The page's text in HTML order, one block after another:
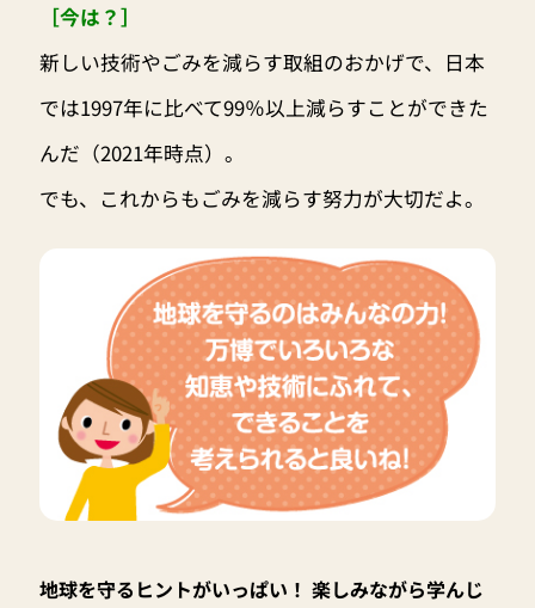
［今は？］
新しい技術やごみを減らす取組のおかげで、日本
では1997年に比べて99％以上減らすことができた
んだ（2021年時点）。
でも、これからもごみを減らす努力が大切だよ。
地球を守るヒントがいっぱい！ 楽しみながら学んじ